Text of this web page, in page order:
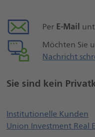
Per E-Mail
Möchten Sie
Nachricht
Sie sind kein
Institutionelle Kunden
Union Investment Real